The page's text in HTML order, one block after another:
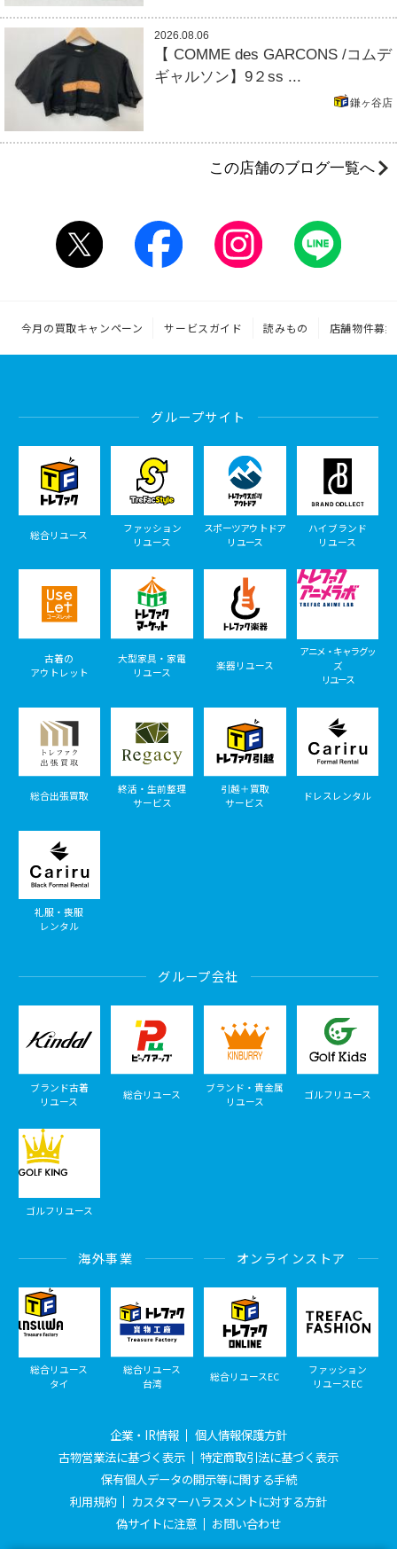
2026.08.06
【 COMME des GARCONS /コムデ
ギャルソン】9２ss ...
鎌ヶ谷店
この店舗のブログ一覧へ
今月の買取キャンペーン サービスガイド 読みもの 店舗物件募集
グループサイト
総合リユース
ファッション
リユース
スポーツアウトドア
リユース
ハイブランド
リユース
古着の
アウトレット
大型家具・家電
リユース
楽器リユース
アニメ・キャラグッ
ズ
リユース
総合出張買取
終活・生前整理
サービス
引越＋買取
サービス
ドレスレンタル
礼服・喪服
レンタル
グループ会社
ブランド古着
リユース
総合リユース
ブランド・貴金属
リユース
ゴルフリユース
ゴルフリユース
海外事業
総合リユース
タイ
総合リユース
台湾
オンラインストア
総合リユースEC
ファッション
リユースEC
企業・IR情報
個人情報保護方針
古物営業法に基づく表示
特定商取引法に基づく表示
保有個人データの開示等に関する手続
利用規約
カスタマーハラスメントに対する方針
偽サイトに注意
お問い合わせ